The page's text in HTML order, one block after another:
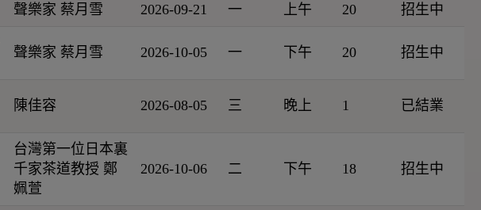
聲樂家 蔡月雪 2026-09-21 一 上午 20 招生中
聲樂家 蔡月雪 2026-10-05 一 下午 20 招生中
陳佳容 2026-08-05 三 晚上 1 已結業
台灣第一位日本裏
千家茶道教授 鄭
姵萱
2026-10-06 二 下午 18 招生中